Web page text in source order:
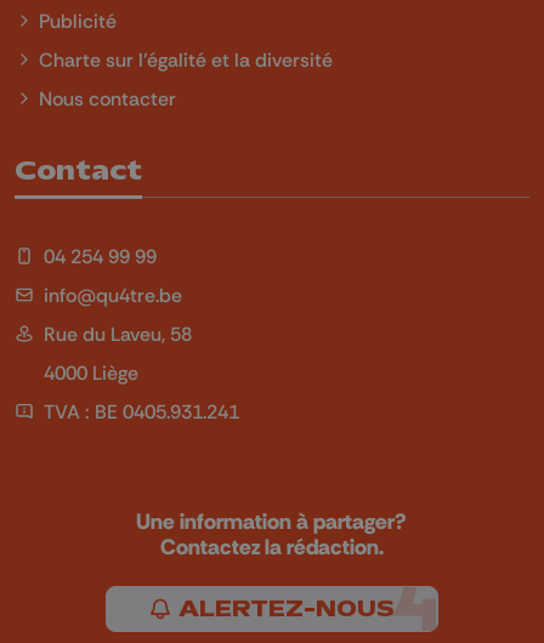
Publicité
Charte sur l'égalité et la diversité
Nous contacter
Contact
04 254 99 99
info@qu4tre.be
Rue du Laveu, 58
4000 Liège
TVA : BE 0405.931.241
Une information à partager?
Contactez la rédaction.
ALERTEZ-NOUS